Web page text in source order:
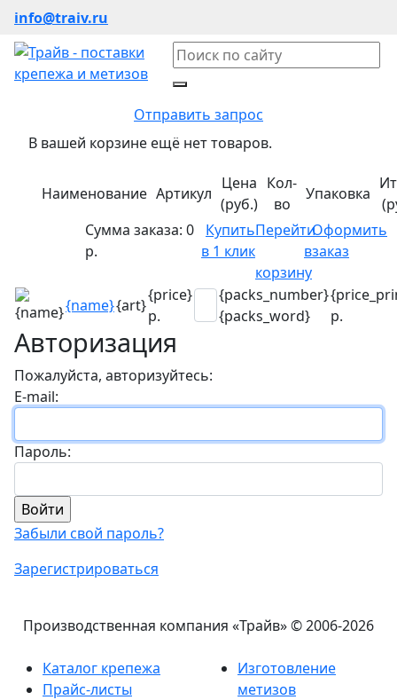
info@traiv.ru
Отправить запрос
В вашей корзине ещё нет товаров.
Наименование Артикул
Цена
(руб.)
Кол-
во
Упаковка
Сумма заказа: 0
р.
Купить
в 1 клик
Перейти
в
корзину
Оформить
заказ
{name}{art}
{price}
р.
{packs_number}
{packs_word}
р.
Авторизация
Пожалуйста, авторизуйтесь:
E-mail:
Пароль:
Забыли свой пароль?
Зарегистрироваться
Производственная компания «Трайв»© 2006-2026
Каталог крепежа
Прайс-листы
Изготовление
метизов